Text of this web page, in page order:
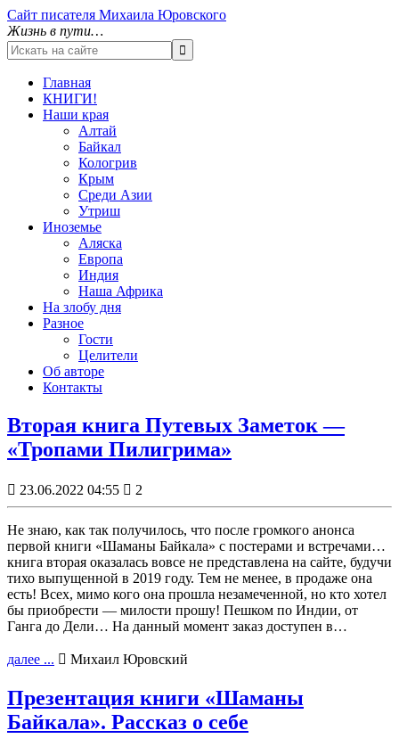
Сайт писателя Михаила Юровского
Жизнь в пути…
Главная
КНИГИ!
Наши края
Алтай
Байкал
Кологрив
Крым
Среди Азии
Утриш
Иноземье
Аляска
Европа
Индия
Наша Африка
На злобу дня
Разное
Гости
Целители
Об авторе
Контакты
Вторая книга Путевых Заметок —
«Тропами Пилигрима»
 23.06.2022 04:55  2
Не знаю, как так получилось, что после громкого анонса
первой книги «Шаманы Байкала» с постерами и встречами…
книга вторая оказалась вовсе не представлена на сайте, будучи
тихо выпущенной в 2019 году. Тем не менее, в продаже она
есть! Всех, мимо кого она прошла незамеченной, но кто хотел
бы приобрести — милости прошу! Пешком по Индии, от
Ганга до Дели… На данный момент заказ доступен в…
далее ...  Михаил Юровский
Презентация книги «Шаманы
Байкала». Рассказ о себе